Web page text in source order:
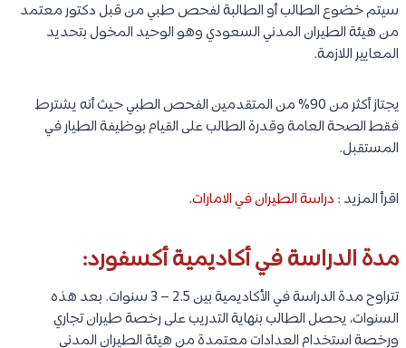
سيتم خضوع الطالب أو الطالبة لفحص طبي من قبل دكتور معتمد
من هيئة الطيران المدني السعودي وهو الوحيد المخول بتحديد
المعايير اللازمة.
يجتاز أكثر من 90% من المتقدمين الفحص الطبي حيث أنه يشترط
فقط الصحة العامة وقدرة الطالب على القيام بوظيفة الطيار في
المستقبل.
اقرأ المزيد : دراسة الطيران في الامارات.
مدة الدراسة في أكاديمية أكسفورد:
تتراوح مدة الدراسة في الأكاديمية بين 2.5 – 3 سنوات. بعد هذه
السنوات، يحصل الطالب بنهاية التدريب على رخصة طيران تجاري
ورخصة استخدام العدادات معتمدة من هيئة الطيران المدني